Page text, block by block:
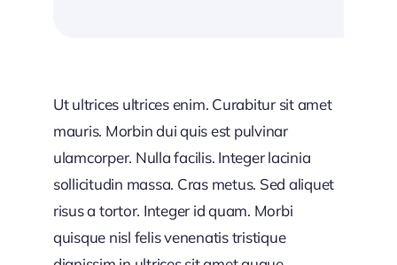
Ut ultrices ultrices enim. Curabitur sit amet
mauris. Morbin dui quis est pulvinar
ulamcorper. Nulla facilis. Integer lacinia
sollicitudin massa. Cras metus. Sed aliquet
risus a tortor. Integer id quam. Morbi
quisque nisl felis venenatis tristique